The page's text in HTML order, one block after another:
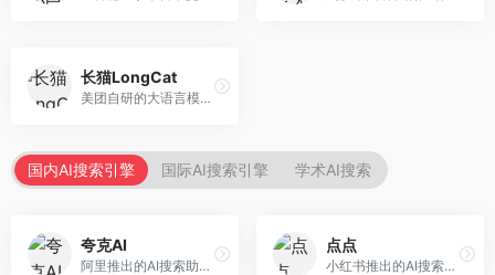
长猫LongCat
美团自研的大语言模型对话平台，专注于本地生活服务场景。面向美团生态用户，提供智能推荐、服务问答等功能，本地生活知识覆盖全面。
国内AI搜索引擎 国际AI搜索引擎 学术AI搜索
夸克AI
阿里推出的AI搜索助手，整合搜索与AI功能。面向年轻用户，提供智能搜索、文档处理、学习辅助等服务，与夸克生态深度整合。
点点
小红书推出的AI搜索应用，专注于生活方式内容搜索。面向小红书用户，提供生活攻略、消费决策、内容推荐等服务，生活方式内容丰富。